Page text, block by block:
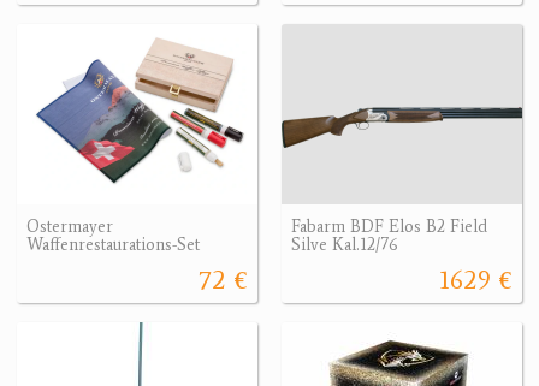
Ostermayer
Waffenrestaurations-Set
72 €
Fabarm BDF Elos B2 Field
Silve Kal.12/76
1629 €